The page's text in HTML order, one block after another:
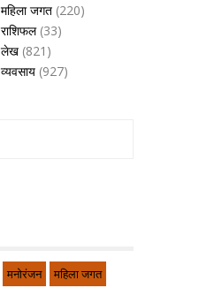
महिला जगत (220)
राशिफल(33)
लेख (821)
व्यवसाय (927)
मनोरंजन
महिला जगत